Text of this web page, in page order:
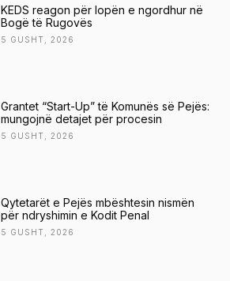
KEDS reagon për lopën e ngordhur në
Bogë të Rugovës
5 GUSHT, 2026
Grantet “Start-Up” të Komunës së Pejës:
mungojnë detajet për procesin
5 GUSHT, 2026
Qytetarët e Pejës mbështesin nismën
për ndryshimin e Kodit Penal
5 GUSHT, 2026